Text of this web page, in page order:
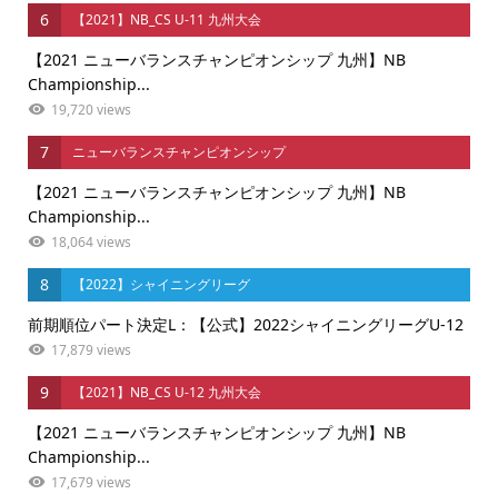
6 【2021】NB_CS U-11 九州大会
【2021 ニューバランスチャンピオンシップ 九州】NB
Championship...
19,720 views
7 ニューバランスチャンピオンシップ
【2021 ニューバランスチャンピオンシップ 九州】NB
Championship...
18,064 views
8 【2022】シャイニングリーグ
前期順位パート決定L：【公式】2022シャイニングリーグU-12
17,879 views
9 【2021】NB_CS U-12 九州大会
【2021 ニューバランスチャンピオンシップ 九州】NB
Championship...
17,679 views